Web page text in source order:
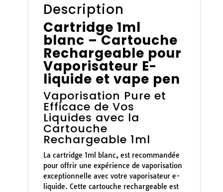
Description
Cartridge 1ml
blanc – Cartouche
Rechargeable pour
Vaporisateur E-
liquide et vape pen
Vaporisation Pure et
Efficace de Vos
Liquides avec la
Cartouche
Rechargeable 1ml
La cartridge 1ml blanc, est recommandée
pour offrir une expérience de vaporisation
exceptionnelle avec votre vaporisateur e-
liquide. Cette cartouche rechargeable est